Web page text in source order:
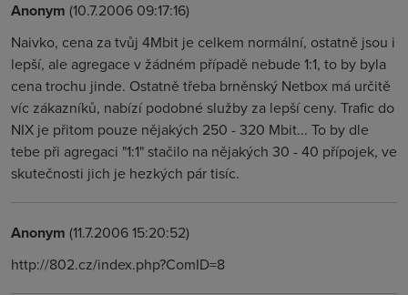
Anonym (10.7.2006 09:17:16)
Naivko, cena za tvůj 4Mbit je celkem normální, ostatně jsou i
lepší, ale agregace v žádném případě nebude 1:1, to by byla
cena trochu jinde. Ostatně třeba brněnský Netbox má určitě
víc zákazníků, nabízí podobné služby za lepší ceny. Trafic do
NIX je přitom pouze nějakých 250 - 320 Mbit... To by dle
tebe při agregaci "1:1" stačilo na nějakých 30 - 40 přípojek, ve
skutečnosti jich je hezkých pár tisíc.
Anonym (11.7.2006 15:20:52)
http://802.cz/index.php?ComID=8